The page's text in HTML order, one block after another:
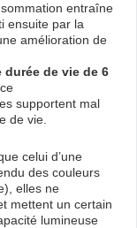
entraîne
ensuite par la
amélioration de
durée de vie de 6
supportent mal
de vie.
celui d’une
des couleurs
elles ne
mettent un certain
lumineuse